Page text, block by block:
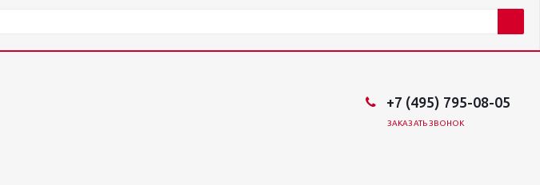
+7 (495) 795-08-05
ЗАКАЗАТЬ ЗВОНОК